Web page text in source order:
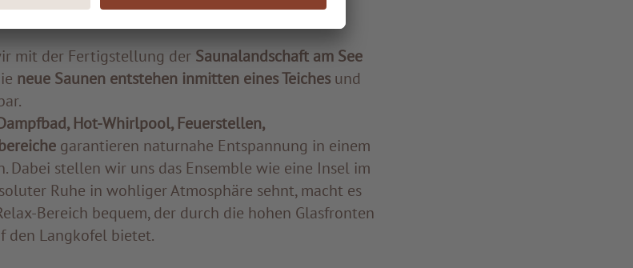
mit der Fertigstellung der Saunalandschaft am See
neue Saunen entstehen inmitten eines Teichesund
Hot-Whirlpool, Feuerstellen,
garantieren naturnahe Entspannung in einem
Dabei stellen wir uns das Ensemble wie eine Insel im
Ruhe in wohliger Atmosphäre sehnt, macht es
Bereich bequem, der durch die hohen Glasfronten
den Langkofel bietet.